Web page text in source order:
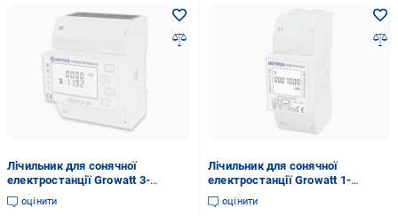
Лічильник для сонячної
електростанції Growatt 3-
фазний прямого підключення
TPM-Е
оцінити
Лічильник для сонячної
електростанції Growatt 1-
фазний прямого підключення
SPM
оцінити